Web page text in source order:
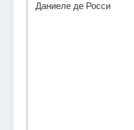
Даниеле де Росси